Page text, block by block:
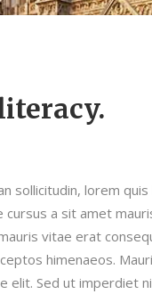
sollicitudin, lorem
a sit amet
vitae erat
himenaeos.
elit. Sed ut imperdiet